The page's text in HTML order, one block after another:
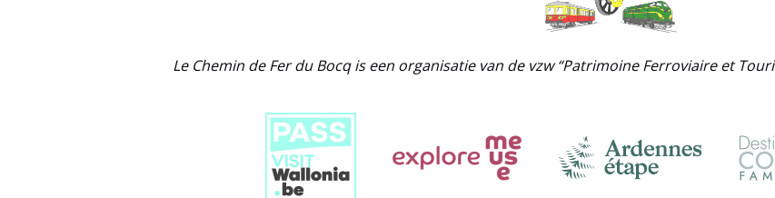
Le Chemin de Fer du Bocq is een organisatie van de vzw “Patrimoine Ferroviaire et